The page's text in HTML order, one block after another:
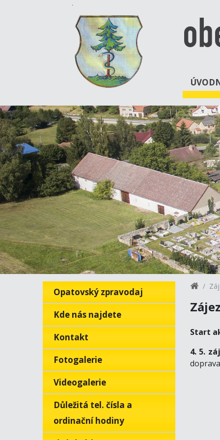
Opatovský zpravodaj
Kde nás najdete
Kontakt
Fotogalerie
Videogalerie
Důležitá tel. čísla a
ordinační hodiny
Start
4. 5.